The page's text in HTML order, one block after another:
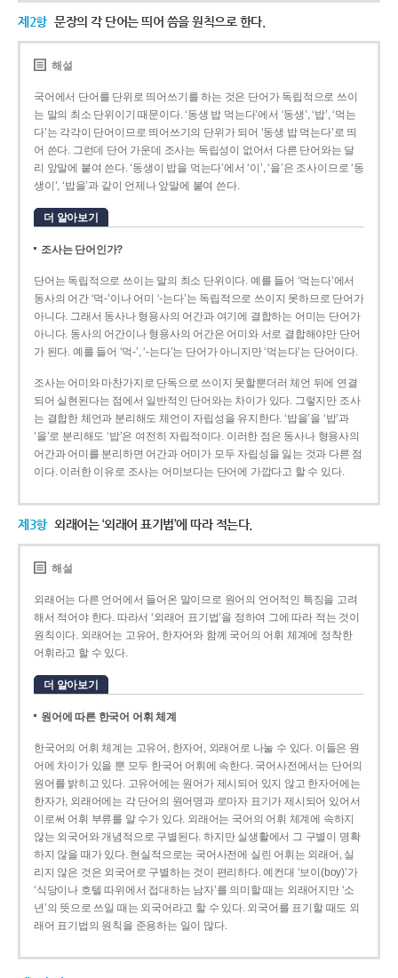
제2항 문장의 각 단어는 띄어 씀을 원칙으로 한다.
해설
국어에서 단어를 단위로 띄어쓰기를 하는 것은 단어가 독립적으로 쓰이
는 말의 최소 단위이기 때문이다. ‘동생 밥 먹는다’에서 ‘동생’, ‘밥’, ‘먹는
다’는 각각이 단어이므로 띄어쓰기의 단위가 되어 ‘동생 밥 먹는다’로 띄
어 쓴다. 그런데 단어 가운데 조사는 독립성이 없어서 다른 단어와는 달
리 앞말에 붙여 쓴다. ‘동생이 밥을 먹는다’에서 ‘이’, ‘을’은 조사이므로 ‘동
생이’, ‘밥을’과 같이 언제나 앞말에 붙여 쓴다.
더 알아보기
조사는 단어인가?
단어는 독립적으로 쓰이는 말의 최소 단위이다. 예를 들어 ‘먹는다’에서
동사의 어간 ‘먹-­’이나 어미 ‘­-는다’는 독립적으로 쓰이지 못하므로 단어가
아니다. 그래서 동사나 형용사의 어간과 여기에 결합하는 어미는 단어가
아니다. 동사의 어간이나 형용사의 어간은 어미와 서로 결합해야만 단어
가 된다. 예를 들어 ‘먹-’, ‘-는다’는 단어가 아니지만 ‘먹는다’는 단어이다.
조사는 어미와 마찬가지로 단독으로 쓰이지 못할뿐더러 체언 뒤에 연결
되어 실현된다는 점에서 일반적인 단어와는 차이가 있다. 그렇지만 조사
는 결합한 체언과 분리해도 체언이 자립성을 유지한다. ‘밥을’을 ‘밥’과
‘을’로 분리해도 ‘밥’은 여전히 자립적이다. 이러한 점은 동사나 형용사의
어간과 어미를 분리하면 어간과 어미가 모두 자립성을 잃는 것과 다른 점
이다. 이러한 이유로 조사는 어미보다는 단어에 가깝다고 할 수 있다.
제3항 외래어는 ‘외래어 표기법’에 따라 적는다.
해설
외래어는 다른 언어에서 들어온 말이므로 원어의 언어적인 특징을 고려
해서 적어야 한다. 따라서 ‘외래어 표기법’을 정하여 그에 따라 적는 것이
원칙이다. 외래어는 고유어, 한자어와 함께 국어의 어휘 체계에 정착한
어휘라고 할 수 있다.
더 알아보기
원어에 따른 한국어 어휘 체계
한국어의 어휘 체계는 고유어, 한자어, 외래어로 나눌 수 있다. 이들은 원
어에 차이가 있을 뿐 모두 한국어 어휘에 속한다. 국어사전에서는 단어의
원어를 밝히고 있다. 고유어에는 원어가 제시되어 있지 않고 한자어에는
한자가, 외래어에는 각 단어의 원어명과 로마자 표기가 제시되어 있어서
이로써 어휘 부류를 알 수가 있다. 외래어는 국어의 어휘 체계에 속하지
않는 외국어와 개념적으로 구별된다. 하지만 실생활에서 그 구별이 명확
하지 않을 때가 있다. 현실적으로는 국어사전에 실린 어휘는 외래어, 실
리지 않은 것은 외국어로 구별하는 것이 편리하다. 예컨대 ‘보이(boy)’가
‘식당이나 호텔 따위에서 접대하는 남자’를 의미할 때는 외래어지만 ‘소
년’의 뜻으로 쓰일 때는 외국어라고 할 수 있다. 외국어를 표기할 때도 외
래어 표기법의 원칙을 준용하는 일이 많다.